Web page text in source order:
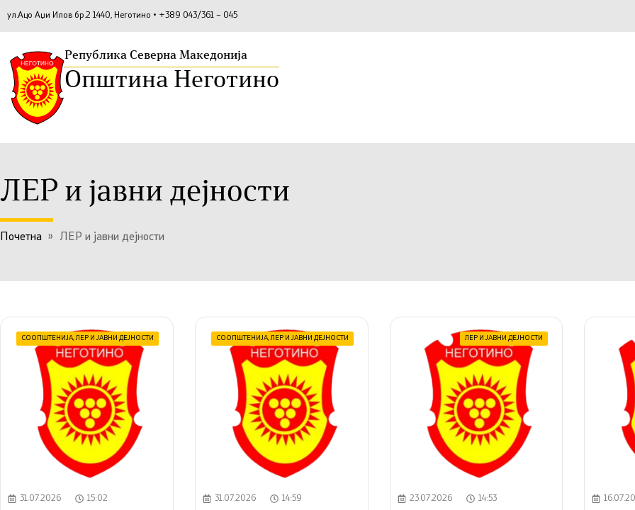
ул.Ацо Аџи Илов бр.2 1440, Неготино • +389 043/361 – 045
Република Северна Македонија
Општина Неготино
ЛЕР и јавни дејности
Почетна » ЛЕР и јавни дејности
СООПШТЕНИЈА,ЛЕР И ЈАВНИ ДЕЈНОСТИ
31.07.2026 15:02
СООПШТЕНИЈА,ЛЕР И ЈАВНИ ДЕЈНОСТИ
31.07.2026 14:59
ЛЕР И ЈАВНИ ДЕЈНОСТИ
23.07.2026 14:53